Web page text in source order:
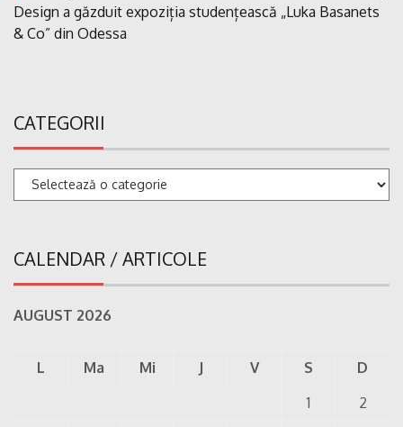
Design a găzduit expoziția studențească „Luka Basanets
& Co” din Odessa
CATEGORII
Categorii
CALENDAR / ARTICOLE
AUGUST 2026
L Ma Mi J V S
D
1
2